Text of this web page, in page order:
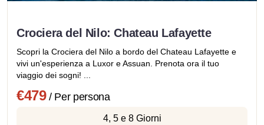
Crociera del Nilo: Chateau Lafayette
Scopri la Crociera del Nilo a bordo del Chateau Lafayette e
vivi un'esperienza a Luxor e Assuan. Prenota ora il tuo
viaggio dei sogni! ...
€479/ Per persona
4, 5 e 8 Giorni